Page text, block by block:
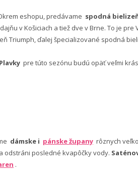
eshopu, predávame spodná
v Košiciach a tiež dve v Brne. To je
Triumph, ďalej špecializované spodná
Plavky pre túto sezónu budú opäť veľmi
dámske i pánske župany rôznych
odstráni posledné kvapôčky vody.
.